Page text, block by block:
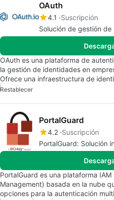
OAuth
4.1
Suscripción
Solución de gestión
OAuth es una plataforma de
la gestión de identidades en
Ofrece una infraestructura de
Restablecer
PortalGuard
4.2 Suscripción
PortalGuard: Solución
PortalGuard es una plataforma
Management) basada en la nube
opciones para la autenticación